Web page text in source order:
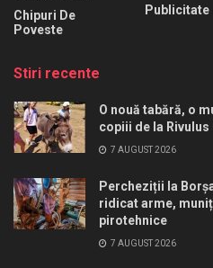
Chipuri De
Poveste
Publicitate
Stiri recente
O nouă tabără, o
copiii de la Rivulus
7 AUGUST 2026
Percheziții la
ridicat arme,
pirotehnice
7 AUGUST 2026